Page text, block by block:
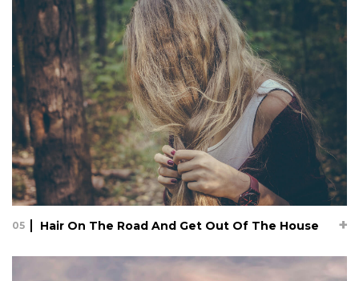
06.12.17
Lorem ipsum dolor sit amet, consectetur adipisicing elit, sed
do eiusmod tempor incididunt ut labore et dolore magna
aliqua. Ut enim ad minim veniam, quis nostrud exercitation
ullamco laboris nisi ut aliquip ex ea commodo consequat.
Duis au...
See full project
05 Hair On The Road And Get Out Of The House
Hair On The Road And Get Out Of The